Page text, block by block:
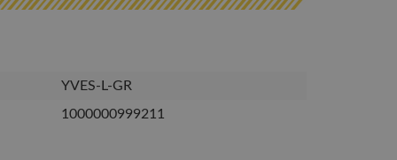
YVES-L-GR
1000000999211